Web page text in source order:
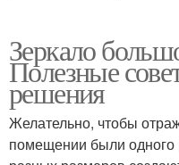
Зеркало
Полезные
решения
Желательно, чтобы
помещении были